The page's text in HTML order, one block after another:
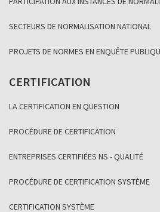
SECTEURS DE NORMALISATION NATIONAL
PROJETS DE NORMES EN ENQUÊTE
CERTIFICATION
LA CERTIFICATION EN QUESTION
PROCÉDURE DE CERTIFICATION
ENTREPRISES CERTIFIÉES NS - QUALITÉ
PROCÉDURE DE CERTIFICATION SYSTÈME
CERTIFICATION SYSTÈME